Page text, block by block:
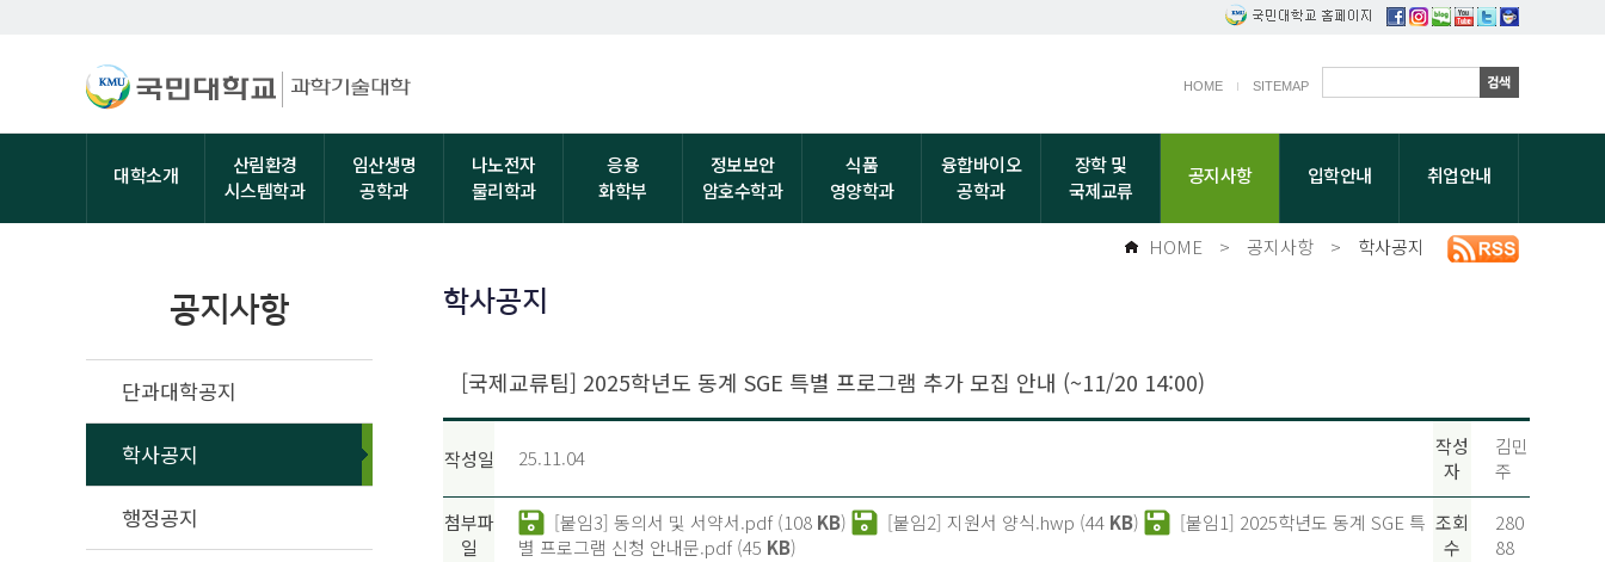
HOME SITEMAP
대학소개
산림환경
시스템학과
임산생명
공학과
나노전자
물리학과
응용
화학부
정보보안
암호수학과
식품
영양학과
융합바이오
공학과
장학 및
국제교류
공지사항 입학안내 취업안내
HOME > 공지사항 > 학사공지
공지사항
단과대학공지
학사공지
행정공지
학사공지
[국제교류팀] 2025학년도 동계 SGE 특별 프로그램 추가 모집 안내 (~11/20 14:00)
작성일 25.11.04
작성
자
김민
주
첨부파
일
[붙임3] 동의서 및 서약서.pdf (108 KB) [붙임2] 지원서 양식.hwp (44 KB)
[붙임1] 2025학년도 동계 SGE 특
별 프로그램 신청 안내문.pdf (45 KB)
조회
수
280
88